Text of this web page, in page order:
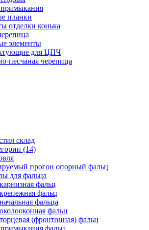
планки
отделки конька
элементы
для ЦПЧ
песчаная черепица
склад
(14)
прогон опорный фальц
для фальца
фальц
фальц
фальца
фальц
(фронтонная) фальц
фальц